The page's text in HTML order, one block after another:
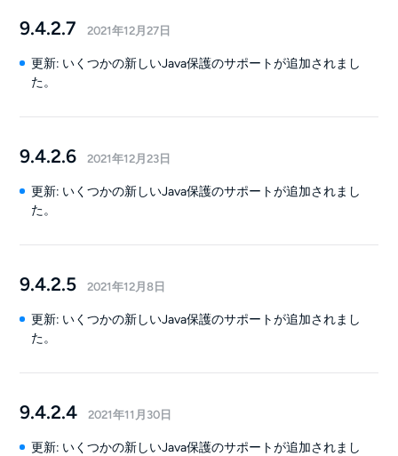
9.4.2.7 2021年12月27日
更新: いくつかの新しいJava保護のサポートが追加されまし
た。
9.4.2.6 2021年12月23日
更新: いくつかの新しいJava保護のサポートが追加されまし
た。
9.4.2.5 2021年12月8日
更新: いくつかの新しいJava保護のサポートが追加されまし
た。
9.4.2.4 2021年11月30日
更新: いくつかの新しいJava保護のサポートが追加されまし